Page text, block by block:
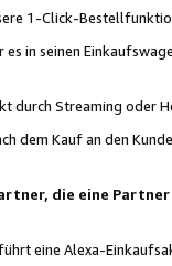
1-Click-
in seinen
durch Streaming oder
dem Kauf an den
die eine
eine Alexa-